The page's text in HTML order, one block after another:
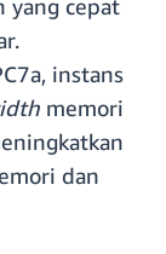
yang cepat
instans
memori
dan